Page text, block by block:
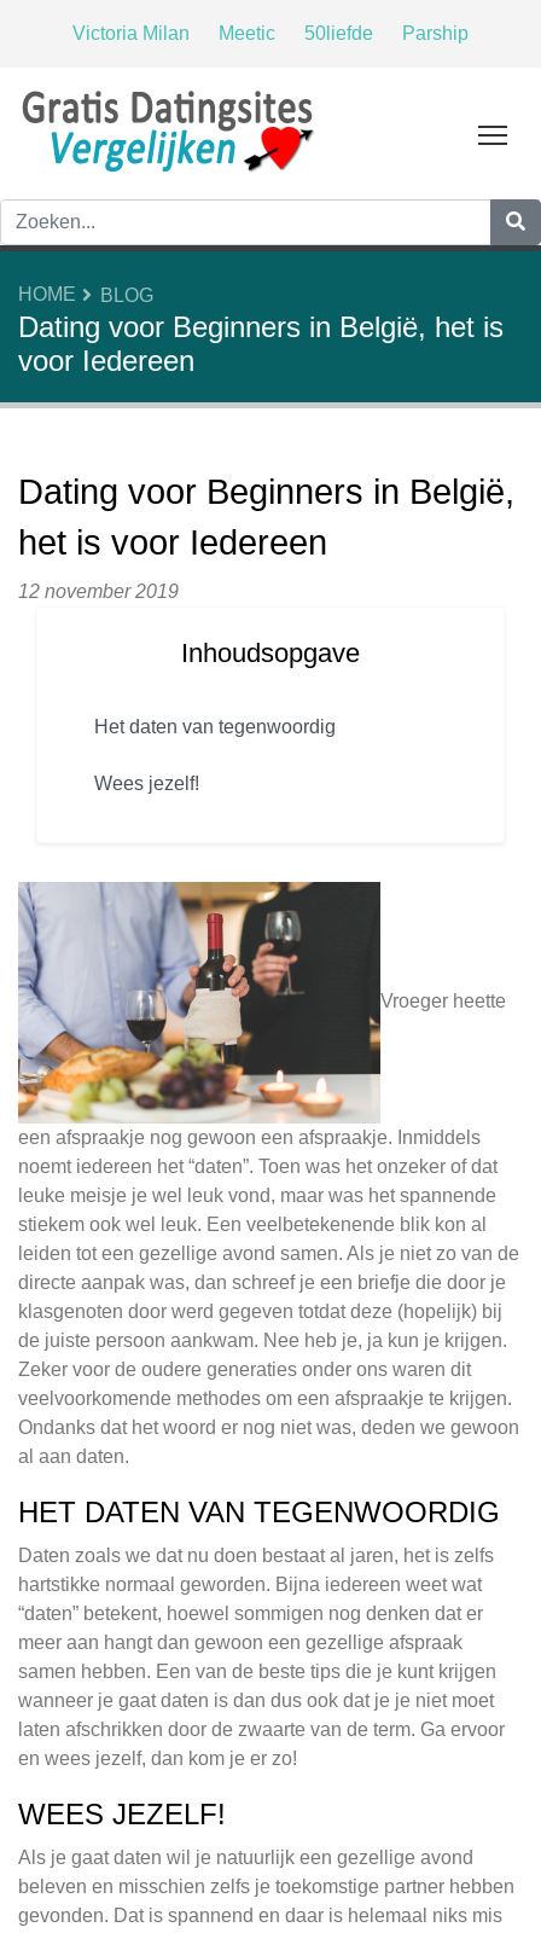
Victoria Milan Meetic 50liefde Parship
HOME BLOG
Dating voor Beginners in België, het is
voor Iedereen
Dating voor Beginners in België,
het is voor Iedereen
12 november 2019
Inhoudsopgave
Het daten van tegenwoordig
Wees jezelf!
Vroeger heette
een afspraakje nog gewoon een afspraakje. Inmiddels
noemt iedereen het “daten”. Toen was het onzeker of dat
leuke meisje je wel leuk vond, maar was het spannende
stiekem ook wel leuk. Een veelbetekenende blik kon al
leiden tot een gezellige avond samen. Als je niet zo van de
directe aanpak was, dan schreef je een briefje die door je
klasgenoten door werd gegeven totdat deze (hopelijk) bij
de juiste persoon aankwam. Nee heb je, ja kun je krijgen.
Zeker voor de oudere generaties onder ons waren dit
veelvoorkomende methodes om een afspraakje te krijgen.
Ondanks dat het woord er nog niet was, deden we gewoon
al aan daten.
HET DATEN VAN TEGENWOORDIG
Daten zoals we dat nu doen bestaat al jaren, het is zelfs
hartstikke normaal geworden. Bijna iedereen weet wat
“daten” betekent, hoewel sommigen nog denken dat er
meer aan hangt dan gewoon een gezellige afspraak
samen hebben. Een van de beste tips die je kunt krijgen
wanneer je gaat daten is dan dus ook dat je je niet moet
laten afschrikken door de zwaarte van de term. Ga ervoor
en wees jezelf, dan kom je er zo!
WEES JEZELF!
Als je gaat daten wil je natuurlijk een gezellige avond
beleven en misschien zelfs je toekomstige partner hebben
gevonden. Dat is spannend en daar is helemaal niks mis